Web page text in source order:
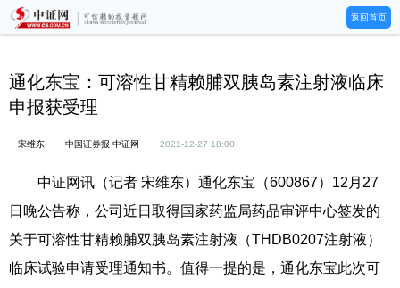
返回首页
通化东宝：可溶性甘精赖脯双胰岛素注射液临床
申报获受理
宋维东 中国证券报·中证网 2021-12-27 18:00
中证网讯（记者 宋维东）通化东宝（600867）12月27
日晚公告称，公司近日取得国家药监局药品审评中心签发的
关于可溶性甘精赖脯双胰岛素注射液（THDB0207注射液）
临床试验申请受理通知书。值得一提的是，通化东宝此次可